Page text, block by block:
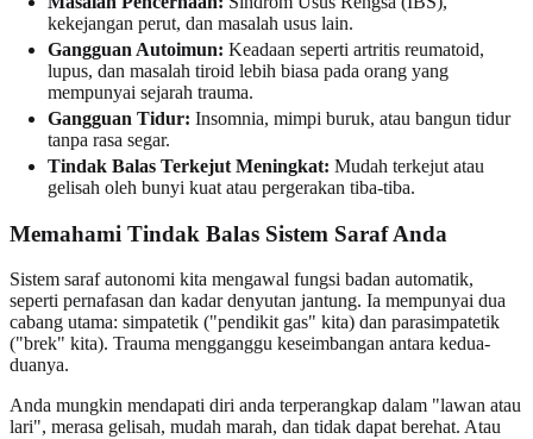
kekejangan perut, dan masalah usus lain.
Gangguan Autoimun: Keadaan seperti artritis reumatoid,
lupus, dan masalah tiroid lebih biasa pada orang yang
mempunyai sejarah trauma.
Gangguan Tidur: Insomnia, mimpi buruk, atau bangun tidur
tanpa rasa segar.
Tindak Balas Terkejut Meningkat: Mudah terkejut atau
gelisah oleh bunyi kuat atau pergerakan tiba-tiba.
Memahami Tindak Balas Sistem Saraf Anda
Sistem saraf autonomi kita mengawal fungsi badan automatik,
seperti pernafasan dan kadar denyutan jantung. Ia mempunyai dua
cabang utama: simpatetik ("pendikit gas" kita) dan parasimpatetik
("brek" kita). Trauma mengganggu keseimbangan antara kedua-
duanya.
Anda mungkin mendapati diri anda terperangkap dalam "lawan atau
lari", merasa gelisah, mudah marah, dan tidak dapat berehat. Atau